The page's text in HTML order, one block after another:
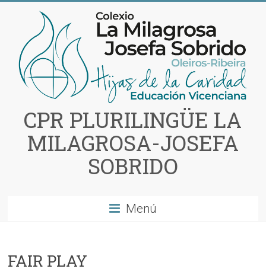
contenido
CPR PLURILINGÜE LA
MILAGROSA-JOSEFA
SOBRIDO
Menú
FAIR PLAY